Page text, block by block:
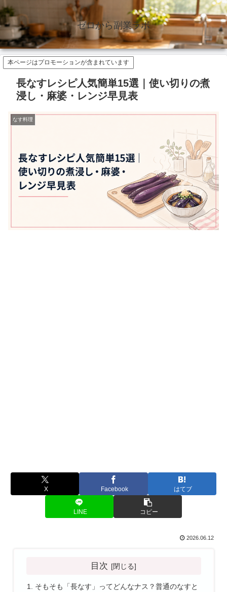
ゼロから副業ラボ
本ページはプロモーションが含まれています
長なすレシピ人気簡単15選｜使い切りの煮
浸し・麻婆・レンジ早見表
なす料理
X Facebook はてブ
LINE コピー
2026.06.12
目次
そもそも「長なす」ってどんなナス？普通のなすと